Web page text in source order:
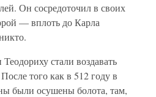
Он сосредоточил в своих
— вплоть до Карла
стали воздавать
того как в 512 году в
были осушены болота, там,